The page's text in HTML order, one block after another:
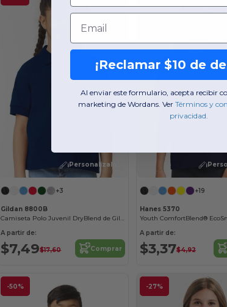
¡Personalízalo!
+3
Gildan 8800B
Camiseta Polo Juvenil DryBlend de Gildan
A partir de:
$7,49$17,60 Comprar
+19
Hanes 5370
A partir de:
$3,37$4,92
-50% -27%
Email
¡Reclamar $10 de
Al enviar este formulario, acepta recibir
marketing de Wordans. Ver​ Términos y
privacidad.